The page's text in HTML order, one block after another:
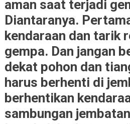
aman saat terjadi
Diantaranya.
kendaraan dan tarik
gempa. Dan jangan
dekat pohon dan
harus berhenti di
berhentikan
sambungan